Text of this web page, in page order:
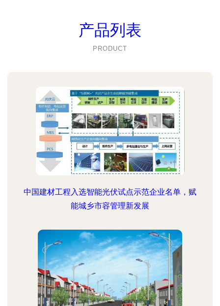
产品列表
PRODUCT
中国建材工程入选智能光伏试点示范企业名单，赋
能城乡市容管理新发展